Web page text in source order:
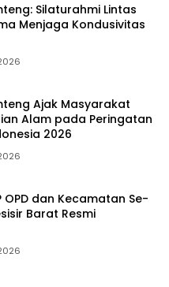
Silaturahmi Lintas
Menjaga Kondusivitas
Ajak Masyarakat
Alam pada Peringatan
2026
OPD dan Kecamatan Se-
Barat Resmi